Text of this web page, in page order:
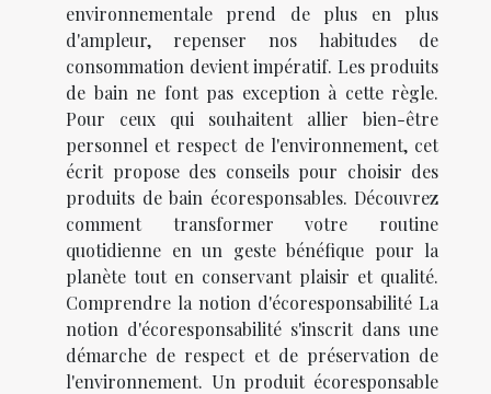
environnementale prend de plus en plus
d'ampleur, repenser nos habitudes de
consommation devient impératif. Les produits
de bain ne font pas exception à cette règle.
Pour ceux qui souhaitent allier bien-être
personnel et respect de l'environnement, cet
écrit propose des conseils pour choisir des
produits de bain écoresponsables. Découvrez
comment transformer votre routine
quotidienne en un geste bénéfique pour la
planète tout en conservant plaisir et qualité.
Comprendre la notion d'écoresponsabilité La
notion d'écoresponsabilité s'inscrit dans une
démarche de respect et de préservation de
l'environnement. Un produit écoresponsable